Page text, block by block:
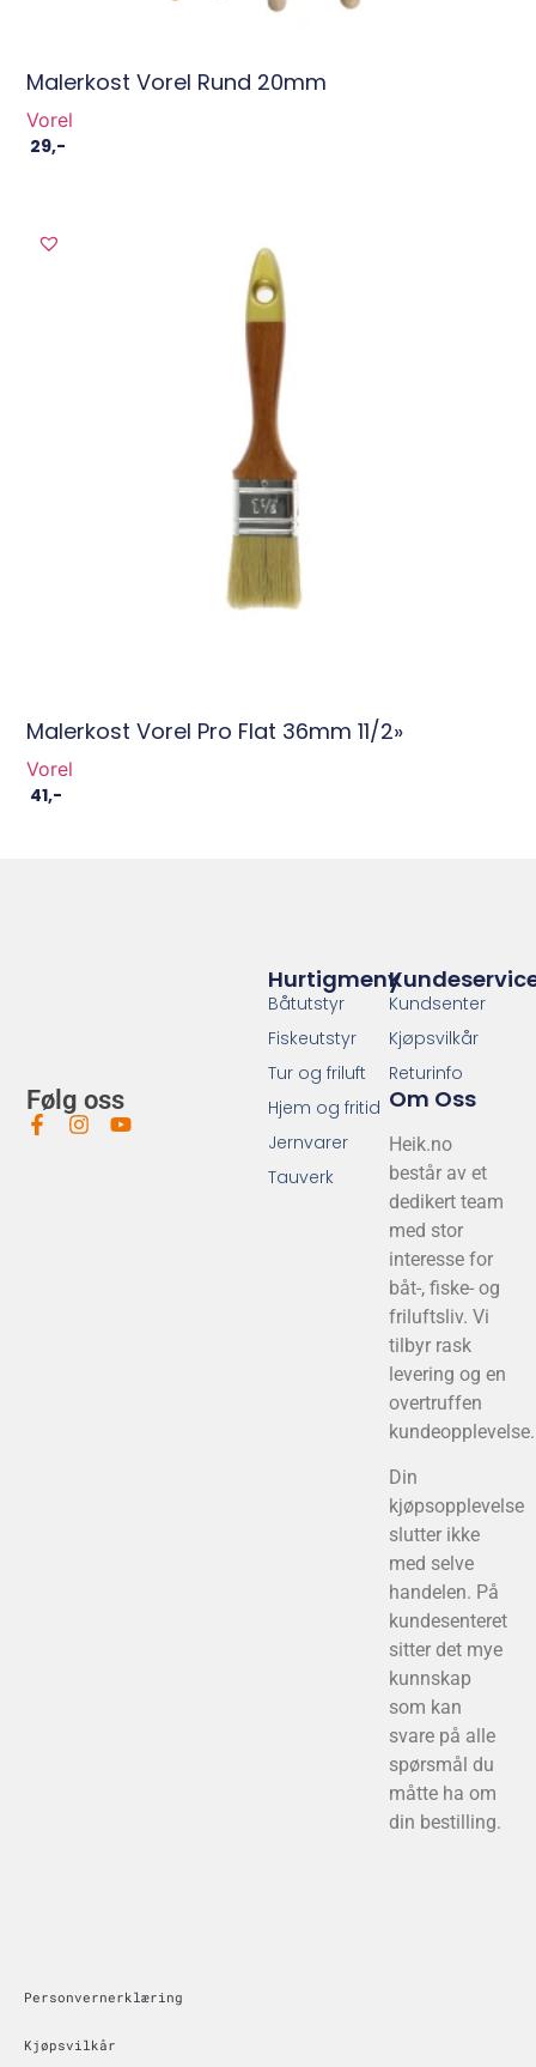
Malerkost Vorel Rund 20mm
Vorel
29,-
Malerkost Vorel Pro Flat 36mm 11/2»
Vorel
41,-
Følg oss
Kundsenter
Kjøpsvilkår
Returinfo
Om Oss
Heik.no
består av et
dedikert team
med stor
interesse for
båt-, fiske- og
friluftsliv. Vi
tilbyr rask
levering og en
overtruffen
kundeopplevelse.
Din
kjøpsopplevelse
slutter ikke
med selve
handelen. På
kundesenteret
sitter det mye
kunnskap
som kan
svare på alle
spørsmål du
måtte ha om
din bestilling.
Hurtigmeny
Båtutstyr
Fiskeutstyr
Tur og friluft
Hjem og fritid
Jernvarer
Tauverk
Personvernerklæring
Kjøpsvilkår